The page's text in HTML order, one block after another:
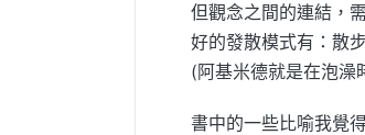
但觀念之間的連結，
好的發散模式有：散
(阿基米德就是在泡澡
書中的一些比喻我覺